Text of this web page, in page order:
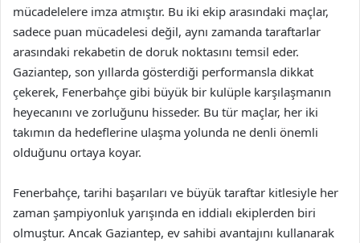
mücadelelere imza atmıştır. Bu iki ekip arasındaki maçlar,
sadece puan mücadelesi değil, aynı zamanda taraftarlar
arasındaki rekabetin de doruk noktasını temsil eder.
Gaziantep, son yıllarda gösterdiği performansla dikkat
çekerek, Fenerbahçe gibi büyük bir kulüple karşılaşmanın
heyecanını ve zorluğunu hisseder. Bu tür maçlar, her iki
takımın da hedeflerine ulaşma yolunda ne denli önemli
olduğunu ortaya koyar.
Fenerbahçe, tarihi başarıları ve büyük taraftar kitlesiyle her
zaman şampiyonluk yarışında en iddialı ekiplerden biri
olmuştur. Ancak Gaziantep, ev sahibi avantajını kullanarak